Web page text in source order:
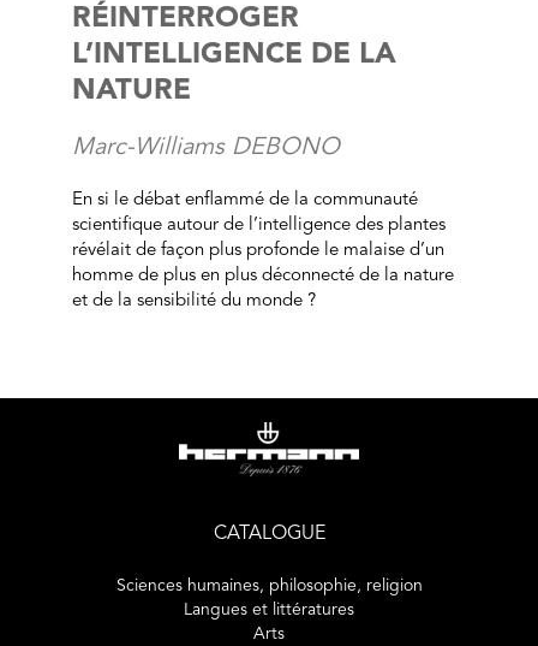
RÉINTERROGER
L’INTELLIGENCE DE LA
NATURE
Marc-Williams DEBONO
En si le débat enflammé de la communauté
scientifique autour de l’intelligence des plantes
révélait de façon plus profonde le malaise d’un
homme de plus en plus déconnecté de la nature
et de la sensibilité du monde ?
CATALOGUE
Sciences humaines, philosophie, religion
Langues et littératures
Arts